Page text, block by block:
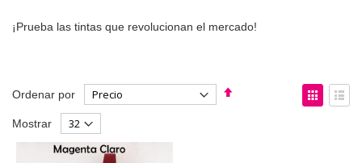
¡Prueba las tintas que revolucionan el mercado!
Ordenar por
Fijar
Ver
como
Mostrar